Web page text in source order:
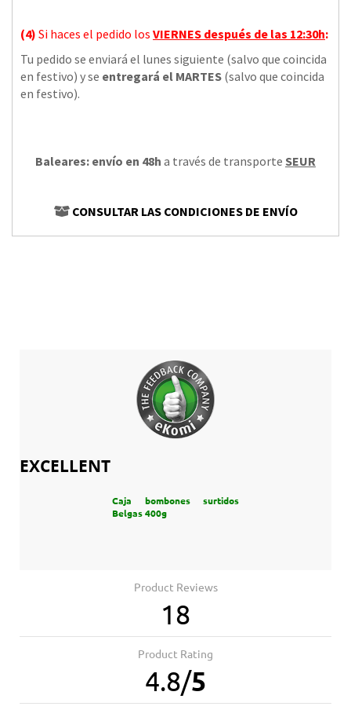
(4) Si haces el pedido los VIERNES después de las 12:30h:
Tu pedido se enviará el lunes siguiente (salvo que coincida
en festivo) y se entregará el MARTES (salvo que coincida
en festivo).
Baleares: envío en 48h a través de transporte SEUR
CONSULTAR LAS CONDICIONES DE ENVÍO
EXCELLENT
Caja bombones surtidos
Belgas 400g
Product Reviews
18
Product Rating
4.8/5